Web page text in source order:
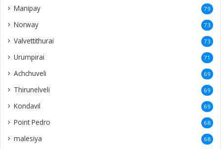
Manipay 79
Norway 73
Valvettithurai 73
Urumpirai 71
Achchuveli 69
Thirunelveli 69
Kondavil 69
Point Pedro 68
malesiya 68